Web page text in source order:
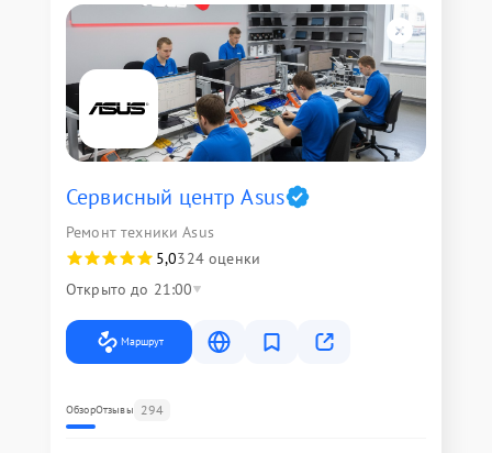
Сервисный центр Asus
Ремонт техники Asus
5,0324 оценки
Открыто до 21:00
Маршрут
ОбзорОтзывы 294